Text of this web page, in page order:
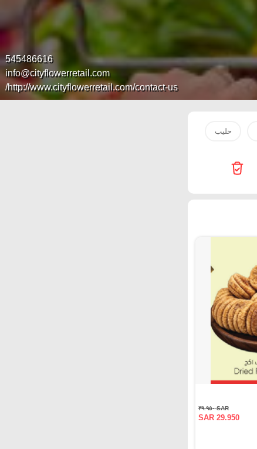
545486616
info@cityflowerretail.com
http://www.cityflowerretail.com/contact-us/
حليب
SAR ٣٩.٩٥٠
SAR 29.950